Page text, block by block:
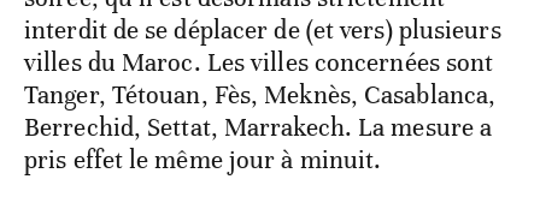
interdit de se déplacer de (et vers) plusieurs
villes du Maroc. Les villes concernées sont
Tanger, Tétouan, Fès, Meknès, Casablanca,
Berrechid, Settat, Marrakech. La mesure a
pris effet le même jour à minuit.